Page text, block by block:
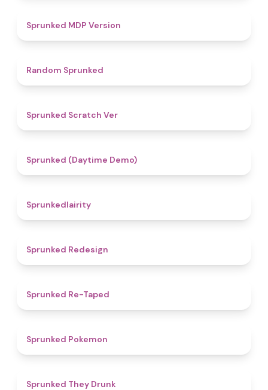
Sprunked MDP Version
Random Sprunked
Sprunked Scratch Ver
Sprunked (Daytime Demo)
Sprunkedlairity
Sprunked Redesign
Sprunked Re-Taped
Sprunked Pokemon
Sprunked They Drunk